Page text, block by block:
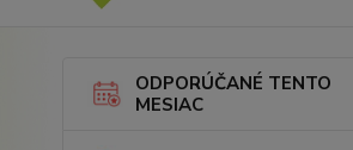
ODPORÚČANÉ TENTO
MESIAC